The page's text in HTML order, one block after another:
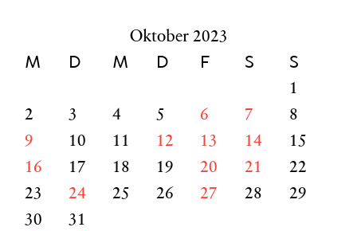
Oktober 2023
M D M D F S S
1
2
3 4 5 6 7
8
9
10 11 12 13 14
15
16
17 18 19 20 21
22
23
24 25 26 27 28
29
30
31